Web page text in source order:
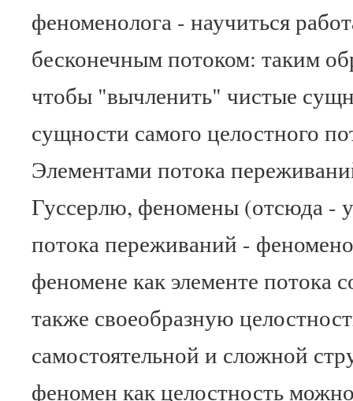
феноменолога - научиться
бесконечным потоком: таким
чтобы "вычленить" чистые
сущности самого целостного
Элементами потока
Гуссерлю, феномены (отсюда -
потока переживаний -
феномене как элементе потока
также своеобразную
самостоятельной и сложной
феномен как целостность